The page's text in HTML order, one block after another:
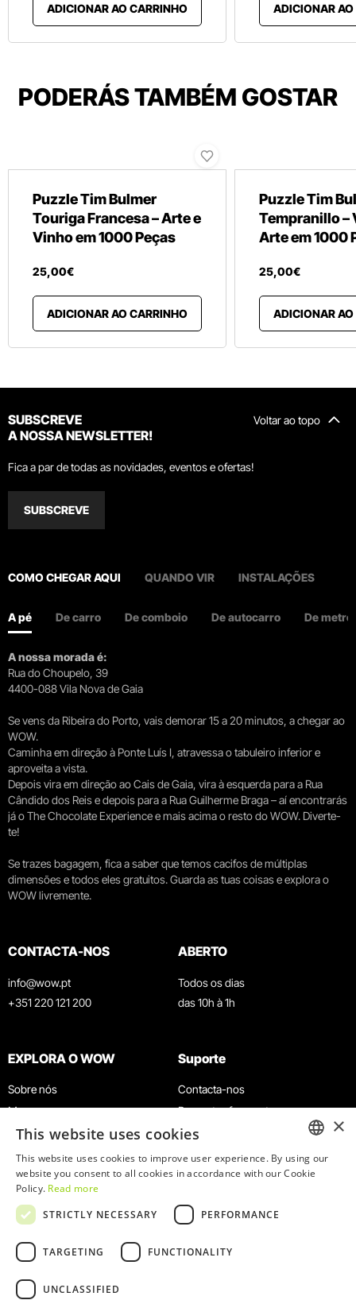
ADICIONAR AO CARRINHO ADICIONAR
PODERÁS TAMBÉM GOSTAR
Puzzle Tim Bulmer
Touriga Francesa – Arte e
Vinho em 1000 Peças
25,00€
ADICIONAR AO CARRINHO
Puzzle Tim
Tempranillo –
Arte em 1000
25,00€
ADICIONAR
Voltar ao topo
SUBSCREVE
A NOSSA NEWSLETTER!
Fica a par de todas as novidades, eventos e ofertas!
SUBSCREVE
COMO CHEGAR AQUI QUANDO VIR INSTALAÇÕES
A pé De carro De comboio De autocarro De metro
A nossa morada é:
Rua do Choupelo, 39
4400-088 Vila Nova de Gaia
Se vens da Ribeira do Porto, vais demorar 15 a 20 minutos, a chegar ao
WOW.
Caminha em direção à Ponte Luís I, atravessa o tabuleiro inferior e
aproveita a vista.
Depois vira em direção ao Cais de Gaia, vira à esquerda para a Rua
Cândido dos Reis e depois para a Rua Guilherme Braga – aí encontrarás
já o The Chocolate Experience e mais acima o resto do WOW. Diverte-
te!
Se trazes bagagem, fica a saber que temos cacifos de múltiplas
dimensões e todos eles gratuitos. Guarda as tuas coisas e explora o
WOW livremente.
CONTACTA-NOS
info@wow.pt
+351 220 121 200
ABERTO
Todos os dias
das 10h à 1h
EXPLORA O WOW
Sobre nós
Museus
Agenda
Notícias
Restaurantes
Cartão WOW
Grupos e Eventos
Serviço Educativo
Suporte
Contacta-nos
Perguntas frequentes
Termos e Condições
Política de privacidade e cookies
Trabalha connosco
Livro de reclamações
ENGLISH
×
This website uses cookies
This website uses cookies to improve user experience. By using our
website you consent to all cookies in accordance with our Cookie
Policy. Read more
STRICTLY NECESSARY
PERFORMANCE
TARGETING FUNCTIONALITY
UNCLASSIFIED